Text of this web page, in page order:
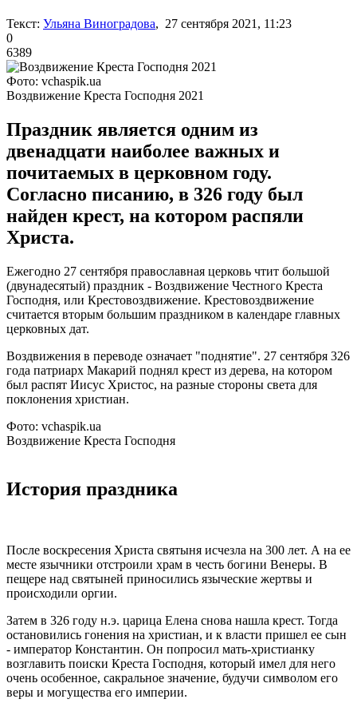
Текст: Ульяна Виноградова, 27 сентября 2021, 11:23
0
6389
Фото: vchaspik.ua
Воздвижение Креста Господня 2021
Праздник является одним из
двенадцати наиболее важных и
почитаемых в церковном году.
Согласно писанию, в 326 году был
найден крест, на котором распяли
Христа.
Ежегодно 27 сентября православная церковь чтит большой
(двунадесятый) праздник - Воздвижение Честного Креста
Господня, или Крестовоздвижение. Крестовоздвижение
считается вторым большим праздником в календаре главных
церковных дат.
Воздвижения в переводе означает "поднятие". 27 сентября 326
года патриарх Макарий поднял крест из дерева, на котором
был распят Иисус Христос, на разные стороны света для
поклонения христиан.
Фото: vchaspik.ua
Воздвижение Креста Господня
История праздника
После воскресения Христа святыня исчезла на 300 лет. А на ее
месте язычники отстроили храм в честь богини Венеры. В
пещере над святыней приносились языческие жертвы и
происходили оргии.
Затем в 326 году н.э. царица Елена снова нашла крест. Тогда
остановились гонения на христиан, и к власти пришел ее сын
- император Константин. Он попросил мать-христианку
возглавить поиски Креста Господня, который имел для него
очень особенное, сакральное значение, будучи символом его
веры и могущества его империи.